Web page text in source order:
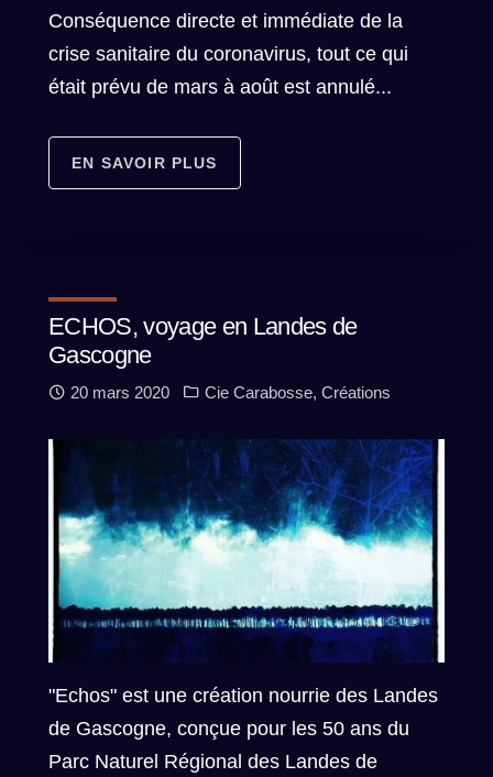
Conséquence directe et immédiate de la
crise sanitaire du coronavirus, tout ce qui
était prévu de mars à août est annulé...
EN SAVOIR PLUS
ECHOS, voyage en Landes de
Gascogne
20 mars 2020 Cie Carabosse, Créations
"Echos" est une création nourrie des Landes
de Gascogne, conçue pour les 50 ans du
Parc Naturel Régional des Landes de